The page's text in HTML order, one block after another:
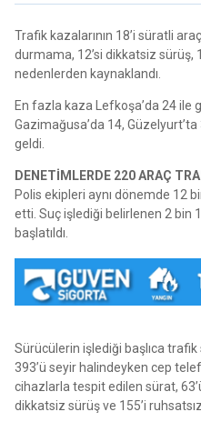
Trafik kazalarının 18’i süratli
durmama, 12’si dikkatsiz sürüş,
nedenlerden kaynaklandı.
En fazla kaza Lefkoşa’da 24 ile
Gazimağusa’da 14,
geldi.
DENETİMLERDE 220 ARAÇ
Polis ekipleri aynı dönemde 12
etti. Suç işlediği belirlenen 2 bin
başlatıldı.
Sürücülerin işlediği başlıca trafik
393’ü seyir halindeyken cep
cihazlarla tespit edilen sürat,
dikkatsiz sürüş ve 155’i ruhsatsız